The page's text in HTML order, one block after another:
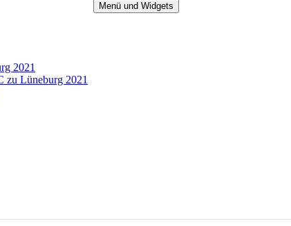
Menü und Widgets
2021
zu Lüneburg 2021